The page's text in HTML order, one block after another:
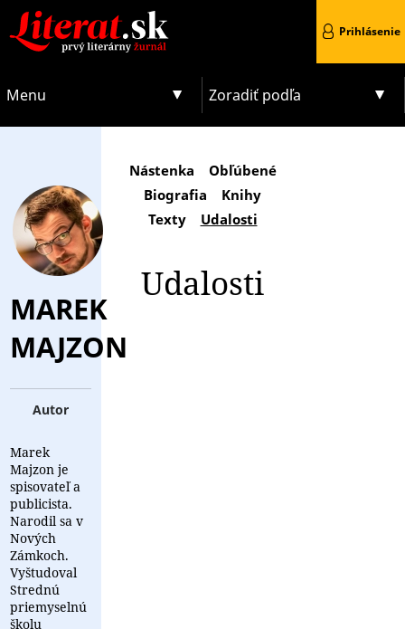
Menu Zoradiť podľa
Prihlásenie
MAREK
MAJZON
Autor
Marek
Majzon je
spisovateľ a
publicista.
Narodil sa v
Nových
Zámkoch.
Vyštudoval
Strednú
priemyselnú
školu
Nástenka
Obľúbené
Biografia
Knihy
Texty
Udalosti
Udalosti